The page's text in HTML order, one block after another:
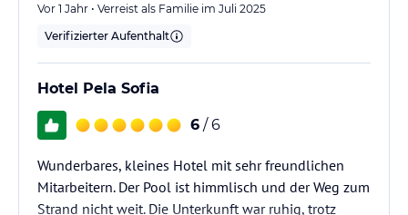
Vor 1 Jahr • Verreist als Familie im Juli 2025
Verifizierter Aufenthalt
Hotel Pela Sofia
6 / 6
Wunderbares, kleines Hotel mit sehr freundlichen
Mitarbeitern. Der Pool ist himmlisch und der Weg zum
Strand nicht weit. Die Unterkunft war ruhig, trotz